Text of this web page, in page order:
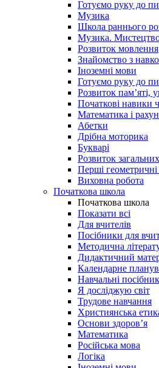
Готуємо руку до
Музика
Школа раннього
Музика.
Розвиток мовлення
Знайомство з
Іноземні мови
Готуємо руку до
Розвиток пам’яті,
Початкові навики
Математика і
Абетки
Дрібна моторика
Букварі
Розвиток
Перші геометричні
Виховна робота
Початкова школа
Початкова школа
Показати всі
Для вчителів
Посібники для
Методична
Дидактичний
Календарне
Навчальні
Я досліджую світ
Трудове навчання
Християнська
Основи здоров’я
Математика
Російська мова
Логіка